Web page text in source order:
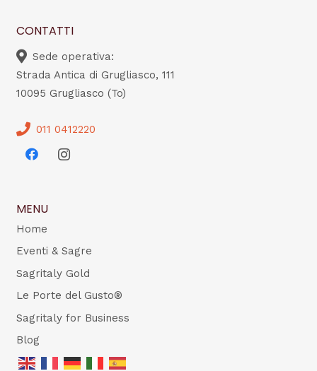
CONTATTI
Sede operativa:
Strada Antica di Grugliasco, 111
10095 Grugliasco (To)
011 0412220
MENU
Home
Eventi & Sagre
Sagritaly Gold
Le Porte del Gusto®
Sagritaly for Business
Blog